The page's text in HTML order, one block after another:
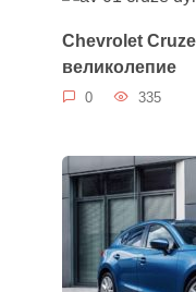
Chevrolet
великолепие
0 335